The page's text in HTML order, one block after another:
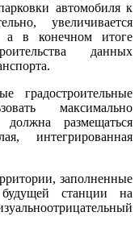
автомобиля к
увеличивается
а в конечном итоге
данных
максимально
размещаться
интегрированная
заполненные
станции на